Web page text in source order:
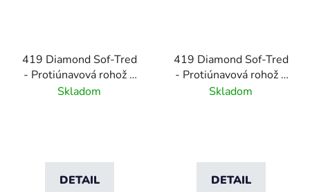
419 Diamond Sof-Tred
- Protiúnavová rohož s
vrstvou Dyna-Shield a
Skladom
DETAIL
419 Diamond Sof-Tred
- Protiúnavová rohož s
vrstvou Dyna-Shield a
Skladom
DETAIL